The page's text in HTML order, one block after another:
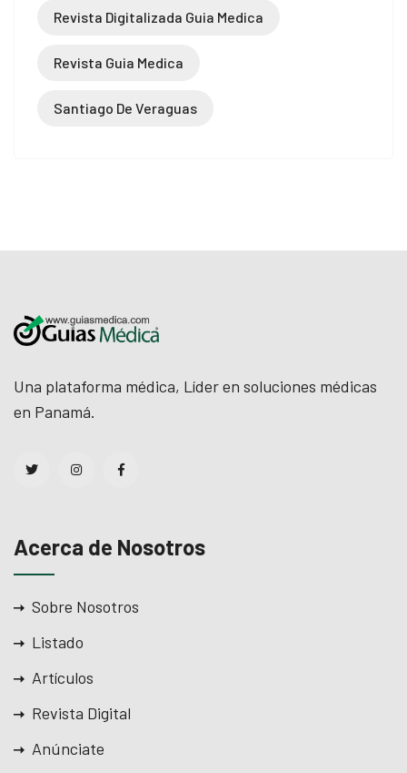
Revista Digitalizada Guia Medica
Revista Guia Medica
Santiago De Veraguas
Una plataforma médica, Líder en soluciones médicas
en Panamá.
Acerca de Nosotros
Sobre Nosotros
Listado
Artículos
Revista Digital
Anúnciate